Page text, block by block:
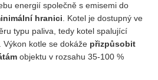
energií společně s emisemi do
hranici . Kotel je dostupný ve
typu paliva, tedy kotel spalující
. Výkon kotle se dokáže přizpůsobit
objektu v rozsahu 35-100 %